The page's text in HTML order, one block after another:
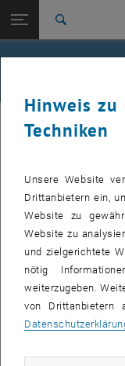
TU Login
Studium
Zur 1. Menü Ebene
femTUme
Zurück: Subseiten von
Zurück zur letzten
femTUme
Jour fixe
femTUme
Stammtisch 04.08.
ANDERE tba, 1060
Hinweis zu
Techniken
Unsere Website
Drittanbietern ein,
Website zu
Website zu
und zielgerichtete
nötig
weiterzugeben.
von Drittanbietern